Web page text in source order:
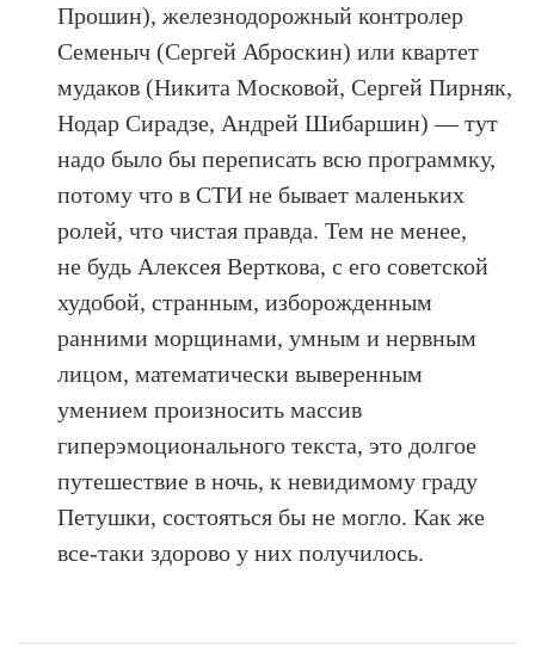
Прошин), железнодорожный контролер
Семеныч (Сергей Аброскин) или квартет
мудаков (Никита Московой, Сергей Пирняк,
Нодар Сирадзе, Андрей Шибаршин) — тут
надо было бы переписать всю программку,
потому что в СТИ не бывает маленьких
ролей, что чистая правда. Тем не менее,
не будь Алексея Верткова, с его советской
худобой, странным, изборожденным
ранними морщинами, умным и нервным
лицом, математически выверенным
умением произносить массив
гиперэмоционального текста, это долгое
путешествие в ночь, к невидимому граду
Петушки, состояться бы не могло. Как же
все-таки здорово у них получилось.